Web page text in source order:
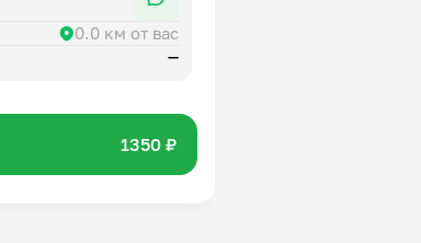
0.0 км от вас
—
1350 ₽